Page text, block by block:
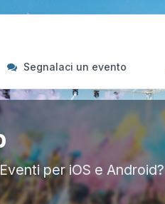
Segnalaci un evento
per iOS e Android?